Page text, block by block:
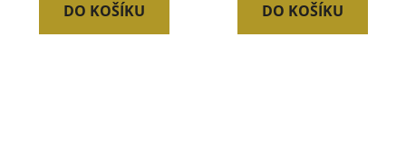
DO KOŠÍKU DO KOŠÍKU